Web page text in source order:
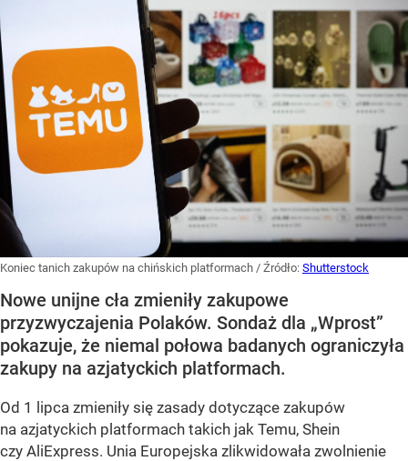
Koniec tanich zakupów na chińskich platformach / Źródło: Shutterstock
Nowe unijne cła zmieniły zakupowe
przyzwyczajenia Polaków. Sondaż dla „Wprost”
pokazuje, że niemal połowa badanych ograniczyła
zakupy na azjatyckich platformach.
Od 1 lipca zmieniły się zasady dotyczące zakupów
na azjatyckich platformach takich jak Temu, Shein
czy AliExpress. Unia Europejska zlikwidowała zwolnienie